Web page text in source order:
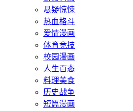
悬疑惊悚
热血格斗
爱情漫画
体育竞技
校园漫画
人生百态
料理美食
历史战争
短篇漫画